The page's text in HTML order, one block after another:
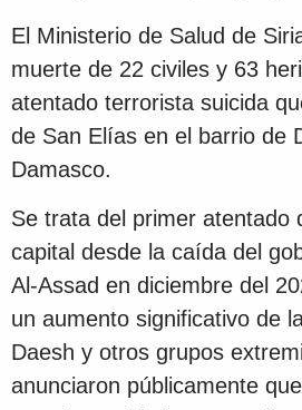
El Ministerio de Salud de
muerte de 22 civiles y 63
atentado terrorista suicida
de San Elías en el barrio de
Damasco.
Se trata del primer atentado
capital desde la caída del
Al-Assad en diciembre del
un aumento significativo de
Daesh y otros grupos
anunciaron públicamente